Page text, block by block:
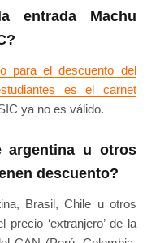
entrada Machu
para el descuento del
es el carnet
ya no es válido.
argentina u otros
descuento?
Brasil, Chile u otros
‘extranjero’ de la